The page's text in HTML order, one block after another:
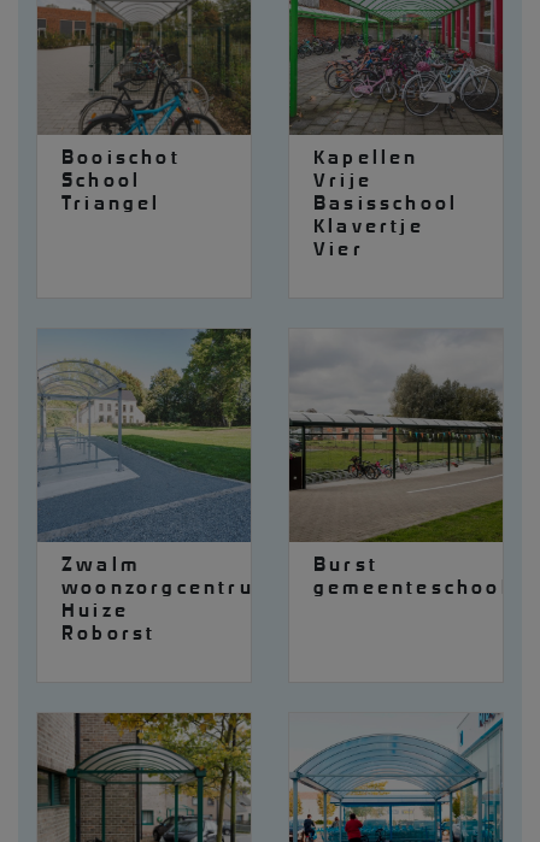
Booischot
School
Triangel
Kapellen
Vrije
Basisschool
Klavertje
Vier
Zwalm
woonzorgcentrum
Huize
Roborst
Burst
gemeenteschool